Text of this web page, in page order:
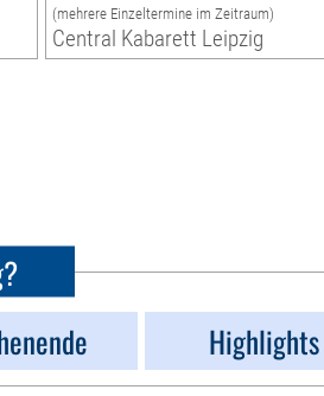
(mehrere Einzeltermine im Zeitraum)
Central Kabarett Leipzig
Highlights